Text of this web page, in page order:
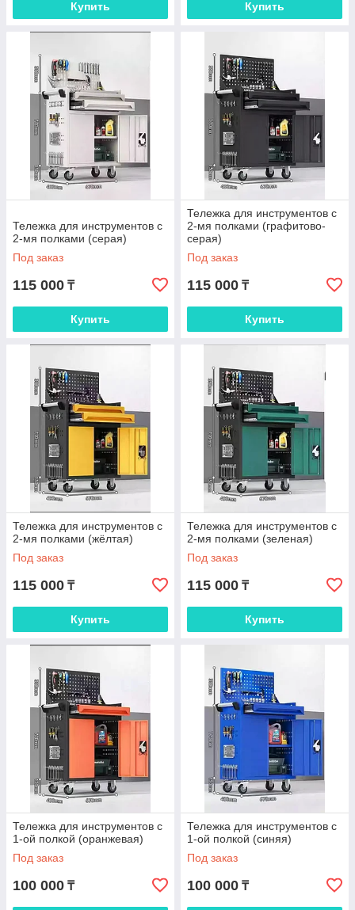
Купить Купить
Тележка для инструментов с
2-мя полками (серая)
Под заказ
115 000 ₸
Купить
Тележка для инструментов с
2-мя полками (графитово-
серая)
Под заказ
115 000 ₸
Купить
Тележка для инструментов с
2-мя полками (жёлтая)
Под заказ
115 000 ₸
Купить
Тележка для инструментов с
2-мя полками (зеленая)
Под заказ
115 000 ₸
Купить
Тележка для инструментов с
1-ой полкой (оранжевая)
Под заказ
100 000 ₸
Тележка для инструментов с
1-ой полкой (синяя)
Под заказ
100 000 ₸